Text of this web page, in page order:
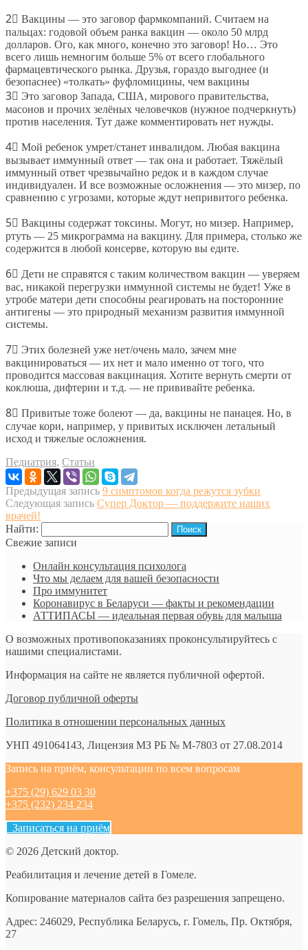
2⃣ Вакцины — это заговор фармкомпаний. Считаем на
пальцах: годовой объем ранка вакцин — около 50 млрд
долларов. Ого, как много, конечно это заговор! Но… Это
всего лишь немногим больше 5% от всего глобального
фармацевтического рынка. Друзья, гораздо выгоднее (и
безопаснее) «толкать» фуфломицины, чем вакцины
3⃣ Это заговор Запада, США, мирового правительства,
масонов и прочих зелёных человечков (нужное подчеркнуть)
против населения. Тут даже комментировать нет нужды.
4⃣ Мой ребенок умрет/станет инвалидом. Любая вакцина
вызывает иммунный ответ — так она и работает. Тяжёлый
иммунный ответ чрезвычайно редок и в каждом случае
индивидуален. И все возможные осложнения — это мизер, по
сравнению с угрозами, которые ждут непривитого ребенка.
5⃣ Вакцины содержат токсины. Могут, но мизер. Например,
ртуть — 25 микрограмма на вакцину. Для примера, столько же
содержится в любой консерве, которую вы едите.
6⃣ Дети не справятся с таким количеством вакцин — уверяем
вас, никакой перегрузки иммунной системы не будет! Уже в
утробе матери дети способны реагировать на посторонние
антигены — это природный механизм развития иммунной
системы.
7⃣ Этих болезней уже нет/очень мало, зачем мне
вакцинироваться — их нет и мало именно от того, что
проводится массовая вакцинация. Хотите вернуть смерти от
коклюша, дифтерии и т.д. — не прививайте ребенка.
8⃣ Привитые тоже болеют — да, вакцины не панацея. Но, в
случае кори, например, у привитых исключен летальный
исход и тяжелые осложнения.
Педиатрия, Статьи
Предыдущая запись 9 симптомов когда режутся зубки
Следующая запись Супер Доктор — поддержите наших
врачей!
Найти:
Свежие записи
Онлайн консультация психолога
Что мы делаем для вашей безопасности
Про иммунитет
Коронавирус в Беларуси — факты и рекомендации
АТТИПАСЫ — идеальная первая обувь для малыша
О возможных противопоказаниях проконсультируйтесь с
нашими специалистами.
Информация на сайте не является публичной офертой.
Договор публичной оферты
Политика в отношении персональных данных
УНП 491064143, Лицензия МЗ РБ № М-7803 от 27.08.2014
Запись на приём, консультации по всем вопросам
+375 (29) 629 03 30
+375 (232) 234 234
Записаться на приём
© 2026 Детский доктор.
Реабилитация и лечение детей в Гомеле.
Копирование материалов сайта без разрешения запрещено.
Адрес: 246029, Республика Беларусь, г. Гомель, Пр. Октября,
27